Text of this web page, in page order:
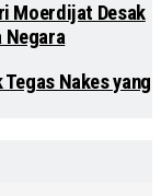
Moerdijat Desak
Negara
Nakes yang